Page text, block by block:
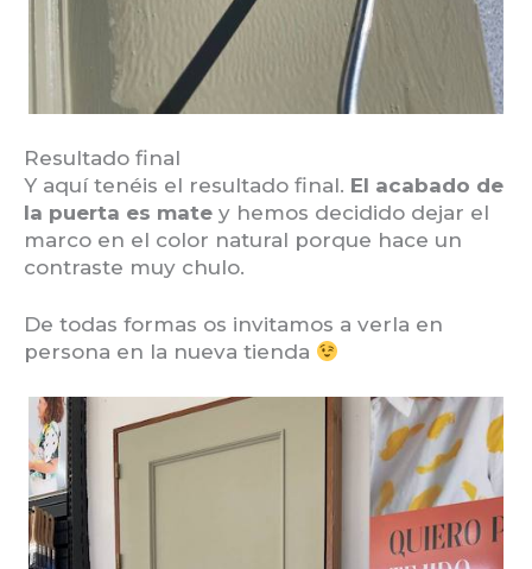
Resultado final
Y aquí tenéis el resultado final. El acabado de
la puerta es mate y hemos decidido dejar el
marco en el color natural porque hace un
contraste muy chulo.
De todas formas os invitamos a verla en
persona en la nueva tienda